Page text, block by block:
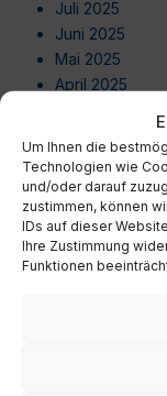
Um Ihnen die
Technologien wie
und/oder darauf
zustimmen, können
IDs auf dieser
Ihre Zustimmung
Funktionen
Juli 2025
Juni 2025
Mai 2025
April 2025
Januar 2025
Dezember
November
Oktober 2024
September